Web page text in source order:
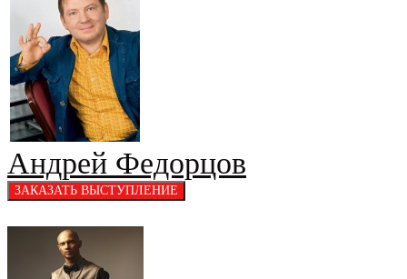
Андрей Федорцов